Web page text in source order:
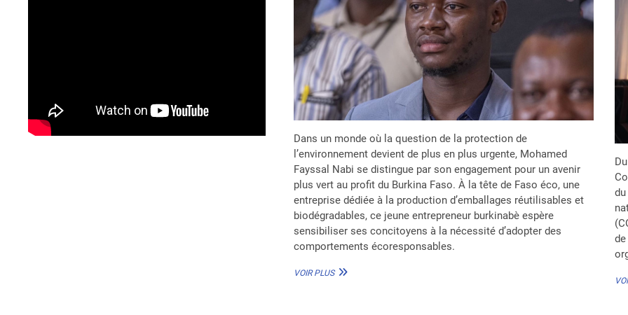
DE
LEURS
SERVICES
Dans un monde où la question de la protection de
l’environnement devient de plus en plus urgente, Mohamed
Fayssal Nabi se distingue par son engagement pour un avenir
plus vert au profit du Burkina Faso. À la tête de Faso éco, une
entreprise dédiée à la production d’emballages réutilisables et
biodégradables, ce jeune entrepreneur burkinabè espère
sensibiliser ses concitoyens à la nécessité d’adopter des
comportements écoresponsables.
VOIR PLUSMOHAMED